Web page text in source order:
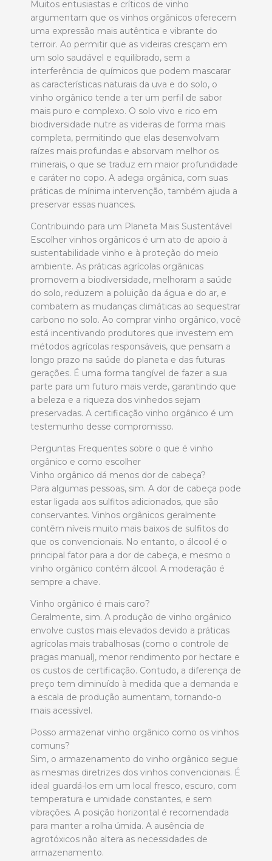
Muitos entusiastas e críticos de vinho
argumentam que os vinhos orgânicos oferecem
uma expressão mais autêntica e vibrante do
terroir. Ao permitir que as videiras cresçam em
um solo saudável e equilibrado, sem a
interferência de químicos que podem mascarar
as características naturais da uva e do solo, o
vinho orgânico tende a ter um perfil de sabor
mais puro e complexo. O solo vivo e rico em
biodiversidade nutre as videiras de forma mais
completa, permitindo que elas desenvolvam
raízes mais profundas e absorvam melhor os
minerais, o que se traduz em maior profundidade
e caráter no copo. A adega orgânica, com suas
práticas de mínima intervenção, também ajuda a
preservar essas nuances.
Contribuindo para um Planeta Mais Sustentável
Escolher vinhos orgânicos é um ato de apoio à
sustentabilidade vinho e à proteção do meio
ambiente. As práticas agrícolas orgânicas
promovem a biodiversidade, melhoram a saúde
do solo, reduzem a poluição da água e do ar, e
combatem as mudanças climáticas ao sequestrar
carbono no solo. Ao comprar vinho orgânico, você
está incentivando produtores que investem em
métodos agrícolas responsáveis, que pensam a
longo prazo na saúde do planeta e das futuras
gerações. É uma forma tangível de fazer a sua
parte para um futuro mais verde, garantindo que
a beleza e a riqueza dos vinhedos sejam
preservadas. A certificação vinho orgânico é um
testemunho desse compromisso.
Perguntas Frequentes sobre o que é vinho
orgânico e como escolher
Vinho orgânico dá menos dor de cabeça?
Para algumas pessoas, sim. A dor de cabeça pode
estar ligada aos sulfitos adicionados, que são
conservantes. Vinhos orgânicos geralmente
contêm níveis muito mais baixos de sulfitos do
que os convencionais. No entanto, o álcool é o
principal fator para a dor de cabeça, e mesmo o
vinho orgânico contém álcool. A moderação é
sempre a chave.
Vinho orgânico é mais caro?
Geralmente, sim. A produção de vinho orgânico
envolve custos mais elevados devido a práticas
agrícolas mais trabalhosas (como o controle de
pragas manual), menor rendimento por hectare e
os custos de certificação. Contudo, a diferença de
preço tem diminuído à medida que a demanda e
a escala de produção aumentam, tornando-o
mais acessível.
Posso armazenar vinho orgânico como os vinhos
comuns?
Sim, o armazenamento do vinho orgânico segue
as mesmas diretrizes dos vinhos convencionais. É
ideal guardá-los em um local fresco, escuro, com
temperatura e umidade constantes, e sem
vibrações. A posição horizontal é recomendada
para manter a rolha úmida. A ausência de
agrotóxicos não altera as necessidades de
armazenamento.